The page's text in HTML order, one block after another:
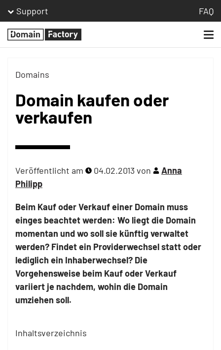
Support FAQ
Homepage
Domains
Domain kaufen oder
verkaufen
Veröffentlicht am 04.02.2013 von
Anna
Philipp
Beim Kauf oder Verkauf einer Domain muss
einges beachtet werden: Wo liegt die Domain
momentan und wo soll sie künftig verwaltet
werden? Findet ein Providerwechsel statt oder
lediglich ein Inhaberwechsel? Die
Vorgehensweise beim Kauf oder Verkauf
variiert je nachdem, wohin die Domain
umziehen soll.
Inhaltsverzeichnis